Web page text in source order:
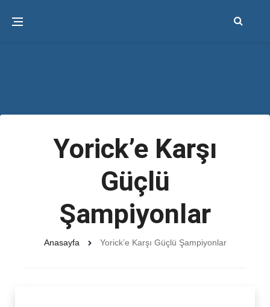
Yorick’e Karşı
Güçlü
Şampiyonlar
Anasayfa Yorick’e Karşı Güçlü Şampiyonlar